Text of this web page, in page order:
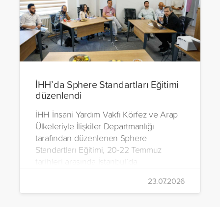
İHH’da Sphere Standartları Eğitimi
düzenlendi
İHH İnsani Yardım Vakfı Körfez ve Arap
Ülkeleriyle İlişkiler Departmanlığı
tarafından düzenlenen Sphere
Standartları Eğitimi, 20-22 Temmuz
gerçekleştirildi.
23.07.2026